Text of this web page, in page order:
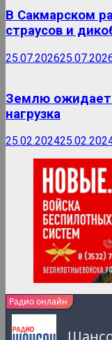
В Сакмарском
страусов и
25.07.2026
Землю
нагрузка
25.02.2024
Радио онлайн